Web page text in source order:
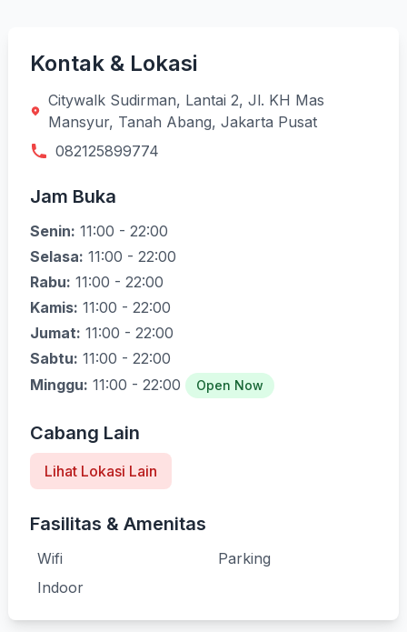
Kontak & Lokasi
Citywalk Sudirman, Lantai 2, Jl. KH Mas
Mansyur, Tanah Abang, Jakarta Pusat
082125899774
Jam Buka
Senin: 11:00 - 22:00
Selasa: 11:00 - 22:00
Rabu: 11:00 - 22:00
Kamis: 11:00 - 22:00
Jumat: 11:00 - 22:00
Sabtu: 11:00 - 22:00
Minggu: 11:00 - 22:00 Open Now
Cabang Lain
Lihat Lokasi Lain
Fasilitas & Amenitas
Wifi
Parking
Indoor